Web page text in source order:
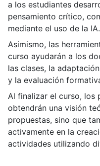
a los estudiantes
pensamiento crítico,
mediante el uso de la IA.
Asimismo, las
curso ayudarán a los
las clases, la
y la evaluación
Al finalizar el curso, los
obtendrán una visión
propuestas, sino que
activamente en la
actividades utilizando